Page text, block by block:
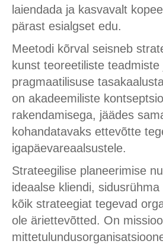
laiendada ja kasvavalt
pärast esialgset edu.
Meetodi kõrval seisneb
kunst teoreetiliste
pragmaatilisuse
on akadeemiliste
rakendamisega, jäädes
kohandatavaks ettevõtte
igapäevareaalsustele.
Strateegilise planeerimise
ideaalse kliendi,
kõik strateegiat tegevad
ole äriettevõtted. On